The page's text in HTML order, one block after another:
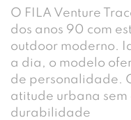
O FILA Venture
dos anos 90 com
outdoor moderno.
a dia, o modelo
de personalidade.
atitude urbana
durabilidade